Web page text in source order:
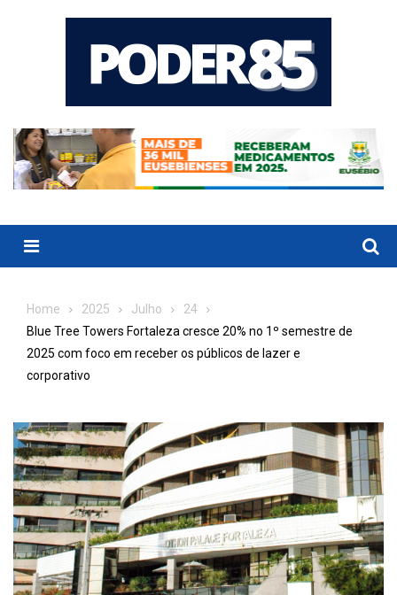
Menu
Home 2025 Julho
24
Blue Tree Towers Fortaleza cresce 20% no 1º semestre de
2025 com foco em receber os públicos de lazer e
corporativo